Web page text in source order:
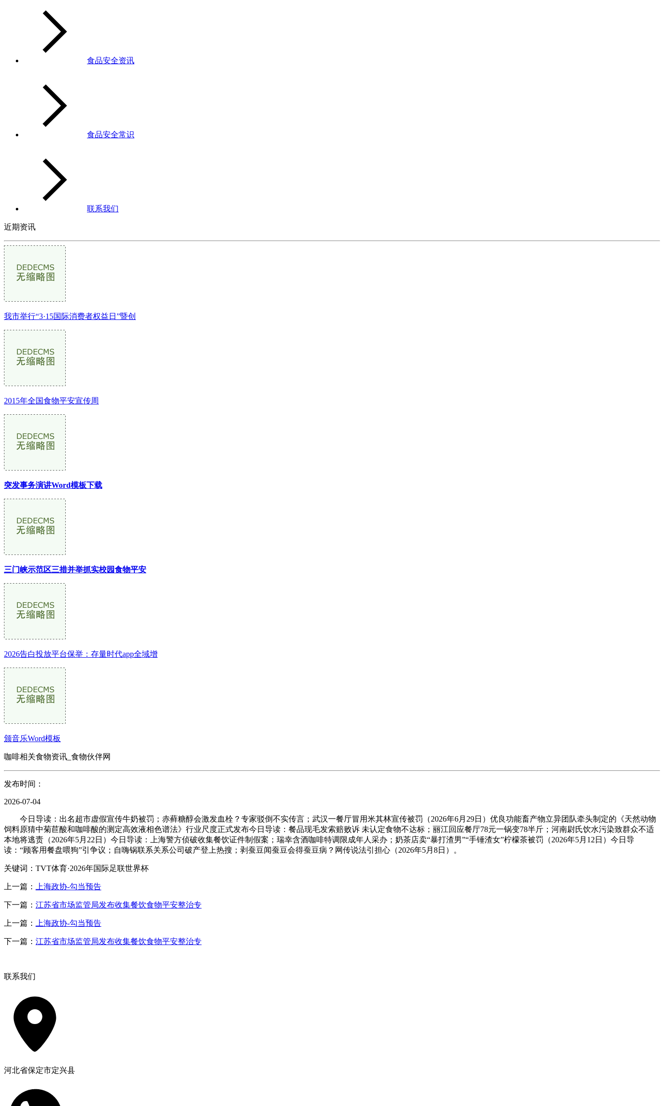
食品安全资讯
食品安全常识
联系我们
近期资讯
我市举行“3·15国际消费者权益日”暨创
2015年全国食物平安宣传周
突发事务演讲Word模板下载
三门峡示范区三措并举抓实校园食物平安
2026告白投放平台保举：存量时代app全域增
颁音乐Word模板
咖啡相关食物资讯_食物伙伴网
发布时间：
2026-07-04
今日导读：出名超市虚假宣传牛奶被罚；赤藓糖醇会激发血栓？专家驳倒不实传言；武汉一餐厅冒用米其林宣传被罚（2026年6月29日）优良功能畜产物立异团队牵头制定的《天然动物
饲料原猜中菊苣酸和咖啡酸的测定高效液相色谱法》行业尺度正式发布今日导读：餐品现毛发索赔败诉 未认定食物不达标；丽江回应餐厅78元一锅变78半斤；河南尉氏饮水污染致群众不适
本地将逃责（2026年5月22日）今日导读：上海警方侦破收集餐饮证件制假案；瑞幸含酒咖啡特调限成年人采办；奶茶店卖“暴打渣男”“手锤渣女”柠檬茶被罚（2026年5月12日）今日导
读：“顾客用餐盘喂狗”引争议；自嗨锅联系关系公司破产登上热搜；剥蚕豆闻蚕豆会得蚕豆病？网传说法引担心（2026年5月8日）。
关键词：TVT体育·2026年国际足联世界杯
上一篇： 上海政协-勾当预告
下一篇： 江苏省市场监管局发布收集餐饮食物平安整治专
上一篇： 上海政协-勾当预告
下一篇： 江苏省市场监管局发布收集餐饮食物平安整治专
联系我们
河北省保定市定兴县